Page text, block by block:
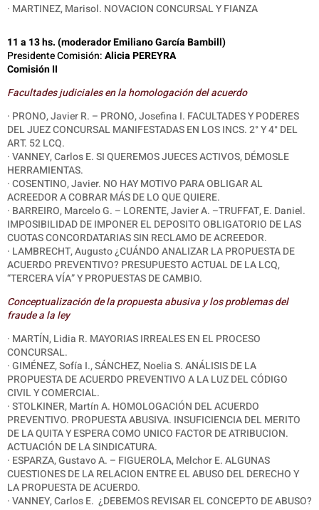
· MARTINEZ, Marisol. NOVACION CONCURSAL Y FIANZA
11 a 13 hs. (moderador Emiliano García Bambill)
Presidente Comisión:Alicia PEREYRA
Comisión II
Facultades judiciales en la homologación del acuerdo
· PRONO, Javier R. – PRONO, Josefina I. FACULTADES Y PODERES
DEL JUEZ CONCURSAL MANIFESTADAS EN LOS INCS. 2° Y 4° DEL
ART. 52 LCQ.
· VANNEY, Carlos E. SI QUEREMOS JUECES ACTIVOS, DÉMOSLE
HERRAMIENTAS.
· COSENTINO, Javier. NO HAY MOTIVO PARA OBLIGAR AL
ACREEDOR A COBRAR MÁS DE LO QUE QUIERE.
· BARREIRO, Marcelo G. – LORENTE, Javier A. –TRUFFAT, E. Daniel.
IMPOSIBILIDAD DE IMPONER EL DEPOSITO OBLIGATORIO DE LAS
CUOTAS CONCORDATARIAS SIN RECLAMO DE ACREEDOR.
· LAMBRECHT, Augusto ¿CUÁNDO ANALIZAR LA PROPUESTA DE
ACUERDO PREVENTIVO? PRESUPUESTO ACTUAL DE LA LCQ,
“TERCERA VÍA” Y PROPUESTAS DE CAMBIO.
Conceptualización de la propuesta abusiva y los problemas del
fraude a la ley
· MARTÍN, Lidia R. MAYORIAS IRREALES EN EL PROCESO
CONCURSAL.
·GIMÉNEZ, Sofía I., SÁNCHEZ, Noelia S. ANÁLISIS DE LA
PROPUESTA DE ACUERDO PREVENTIVO A LA LUZ DEL CÓDIGO
CIVIL Y COMERCIAL.
· STOLKINER, Martín A. HOMOLOGACIÓN DEL ACUERDO
PREVENTIVO. PROPUESTA ABUSIVA. INSUFICIENCIA DEL MERITO
DE LA QUITA Y ESPERA COMO UNICO FACTOR DE ATRIBUCION.
ACTUACIÓN DE LA SINDICATURA.
· ESPARZA, Gustavo A. – FIGUEROLA, Melchor E. ALGUNAS
CUESTIONES DE LA RELACION ENTRE EL ABUSO DEL DERECHO Y
LA PROPUESTA DE ACUERDO.
· VANNEY, Carlos E. ¿DEBEMOS REVISAR EL CONCEPTO DE ABUSO?